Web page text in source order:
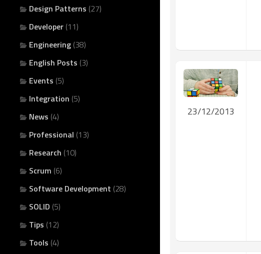
Design Patterns (27)
Developer (11)
Engineering (38)
English Posts (3)
Events (5)
Integration (5)
News (4)
Professional (13)
Research (10)
Scrum (6)
Software Development (28)
SOLID (5)
Tips (12)
Tools (4)
23/12/2013